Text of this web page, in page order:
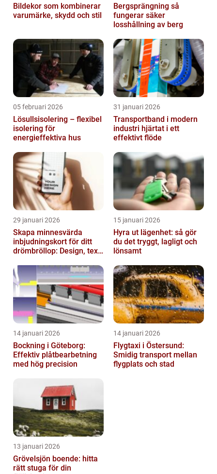
Bildekor som kombinerar
varumärke, skydd och stil
Bergsprängning så
fungerar säker
losshållning av berg
05 februari 2026
Lösullsisolering – flexibel
isolering för
energieffektiva hus
31 januari 2026
Transportband i modern
industri hjärtat i ett
effektivt flöde
29 januari 2026
Skapa minnesvärda
inbjudningskort för ditt
drömbröllop: Design, text
15 januari 2026
Hyra ut lägenhet: så gör
du det tryggt, lagligt och
lönsamt
14 januari 2026
Bockning i Göteborg:
Effektiv plåtbearbetning
med hög precision
14 januari 2026
Flygtaxi i Östersund:
Smidig transport mellan
flygplats och stad
13 januari 2026
Grövelsjön boende: hitta
rätt stuga för din